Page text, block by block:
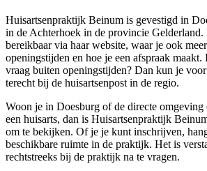
Huisartsenpraktijk Beinum is gevestigd in
in de Achterhoek in de provincie
bereikbaar via haar website, waar je ook
openingstijden en hoe je een afspraak maakt.
vraag buiten openingstijden? Dan kun je
terecht bij de huisartsenpost in de regio.
Woon je in Doesburg of de directe omgeving
een huisarts, dan is Huisartsenpraktijk
om te bekijken. Of je je kunt inschrijven,
beschikbare ruimte in de praktijk. Het is
rechtstreeks bij de praktijk na te vragen.